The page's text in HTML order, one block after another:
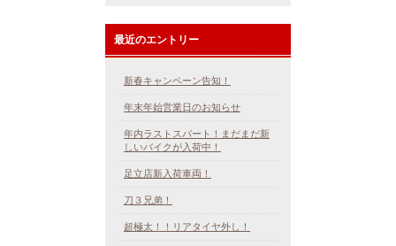
最近のエントリー
新春キャンペーン告知！
年末年始営業日のお知らせ
年内ラストスパート！まだまだ新
しいバイクが入荷中！
足立店新入荷車両！
刀３兄弟！
超極太！！リアタイヤ外し！